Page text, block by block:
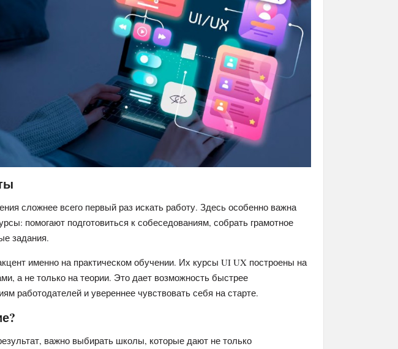
сложнее всего первый раз искать работу. Здесь особенно важна
помогают подготовиться к собеседованиям, собрать грамотное
задания.
именно на практическом обучении. Их курсы UI UX построены на
а не только на теории. Это дает возможность быстрее
работодателей и увереннее чувствовать себя на старте.
важно выбирать школы, которые дают не только